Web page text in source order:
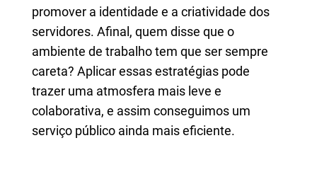
promover a identidade e a criatividade dos
servidores. Afinal, quem disse que o
ambiente de trabalho tem que ser sempre
careta? Aplicar essas estratégias pode
trazer uma atmosfera mais leve e
colaborativa, e assim conseguimos um
serviço público ainda mais eficiente.